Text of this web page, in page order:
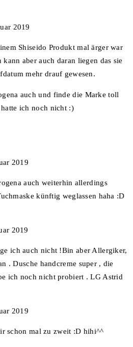
2019
Shiseido Produkt mal ärger war
aber auch daran liegen das sie
mehr drauf gewesen.
auch und finde die Marke toll
ich noch nicht :)
2019
auch weiterhin allerdings
künftig weglassen haha :D
2019
ich auch nicht !Bin aber Allergiker,
. Dusche handcreme super , die
ich noch nicht probiert . LG Astrid
2019
schon mal zu zweit :D hihi^^